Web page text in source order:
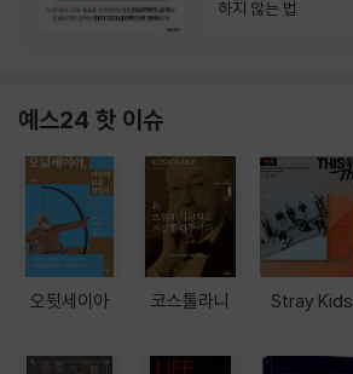
하지 않는 법
예스24 핫 이슈
오뒷세이아 코스톨라니 Stray Kids